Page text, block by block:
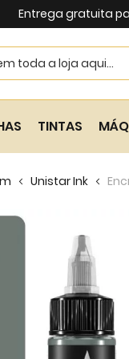
Entrega gratuita
TINTAS
Unistar Ink